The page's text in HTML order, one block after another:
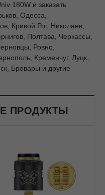
180W и заказать
Одесса,
Кривой Рог, Николаев,
Полтава, Черкассы,
Ровно,
Кременчуг, Луцк,
Бровары и другие
ПРОДУКТЫ